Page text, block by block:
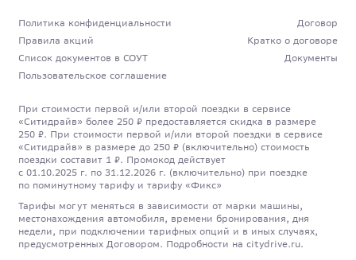
Политика конфиденциальности
Правила акций
Список документов в СОУТ
Пользовательское соглашение
Договор
Кратко о договоре
Документы
При стоимости первой и/или второй поездки в сервисе
«Ситидрайв» более 250 ₽ предоставляется скидка в размере
250 ₽. При стоимости первой и/или второй поездки в сервисе
«Ситидрайв» в размере до 250 ₽ (включительно) стоимость
поездки составит 1 ₽. Промокод действует
с 01.10.2025 г. по 31.12.2026 г. (включительно) при поездке
по поминутному тарифу и тарифу «Фикс»
Тарифы могут меняться в зависимости от марки машины,
местонахождения автомобиля, времени бронирования, дня
недели, при подключении тарифных опций и в иных случаях,
предусмотренных Договором. Подробности на citydrive.ru.